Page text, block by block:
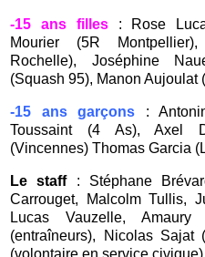
-15 ans filles: Rose
Mourier (5R
Rochelle), Joséphine
(Squash 95), Manon Aujoulat
-15 ans garçons :
Toussaint (4 As), Axel
(Vincennes) Thomas Garcia
Le staff: Stéphane
Carrouget, Malcolm Tullis,
Lucas Vauzelle, Amaury
(entraîneurs), Nicolas Sajat
(volontaire en service civique)